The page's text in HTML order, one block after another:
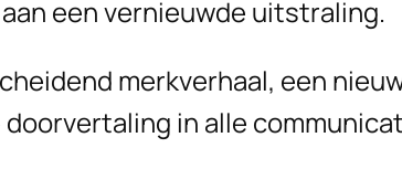
een vernieuwde uitstraling.
merkverhaal, een
in alle